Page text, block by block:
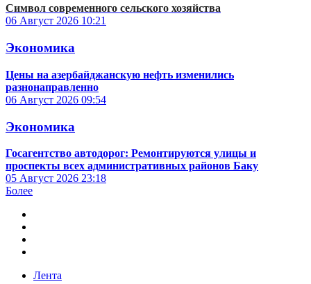
Символ современного сельского хозяйства
06 Август 2026 10:21
Экономика
Цены на азербайджанскую нефть изменились
разнонаправленно
06 Август 2026 09:54
Экономика
Госагентство автодорог: Ремонтируются улицы и
проспекты всех административных районов Баку
05 Август 2026 23:18
Более
Лента